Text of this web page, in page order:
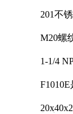
201不
M20螺
1-1/4